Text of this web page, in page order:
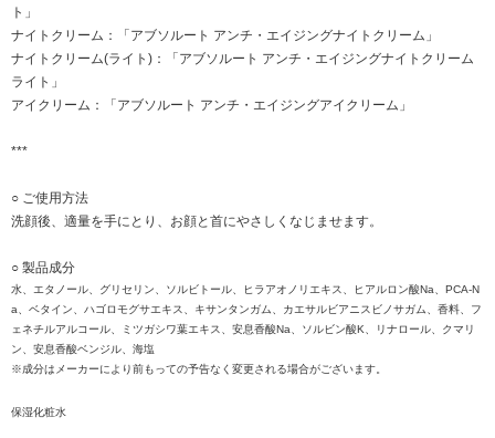
ト」
ナイトクリーム：
「アブソルート アンチ・エイジングナイトクリーム」
ナイトクリーム(ライト)：
「アブソルート アンチ・エイジングナイトクリーム
ライト」
アイクリーム：
「アブソルート アンチ・エイジングアイクリーム」
***
○ ご使用方法
洗顔後、適量を手にとり、お顔と首にやさしくなじませます。
○ 製品成分
水、エタノール、グリセリン、ソルビトール、ヒラアオノリエキス、ヒアルロン酸Na、PCA-N
a、ベタイン、ハゴロモグサエキス、キサンタンガム、カエサルビアニスビノサガム、香料、フ
ェネチルアルコール、ミツガシワ葉エキス、安息香酸Na、ソルビン酸K、リナロール、クマリ
ン、安息香酸ベンジル、海塩
※成分はメーカーにより前もっての予告なく変更される場合がございます。
保湿化粧水